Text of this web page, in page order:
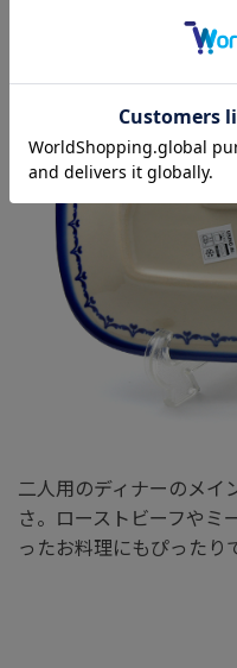
二人用のディナーのメイ
さ。ローストビーフやミ
ったお料理にもぴったり